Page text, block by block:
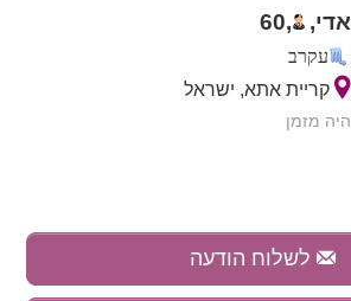
אדי, ,
60
עקרב
קריית אתא, ישראל
היה מזמן
לשלוח הודעה